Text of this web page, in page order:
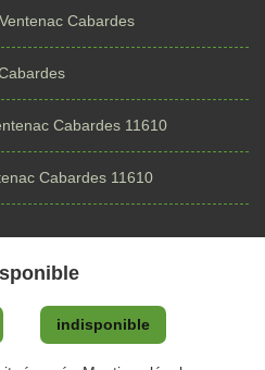
Cabardes
Cabardes 11610
Cabardes 11610
indisponible